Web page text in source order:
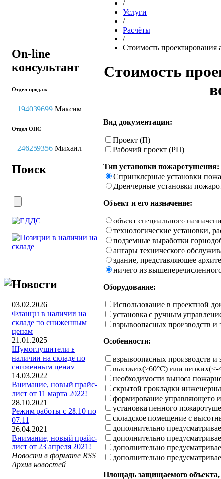
On-line
консультант
Отдел продаж
194039699 Максим
Отдел ОПС
246259356 Михаил
Поиск
Новости
03.02.2026
Фланцы в наличии на
складе по сниженным
ценам
21.01.2025
Шумоглушители в
наличии на складе по
сниженным ценам
14.03.2022
Внимание, новый прайс-
лист от 11 марта 2022!
28.10.2021
Режим работы с 28.10 по
07.11
26.04.2021
Внимание, новый прайс-
лист от 23 апреля 2021!
Новости в формате RSS
Архив новостей
/
Услуги
/
Расчёты
/
Стоимость проектирования
Стоимость
Вид документации:
Проект (П)
Рабочий проект (РП)
Тип установки пожаротушения:
Спринклерные установки
Дренчерные установки
Объект и его назначение:
объект специального
технологические установки,
подземные выработки
ангары технического
здание, представляющее
ничего из
Оборудование:
Использование в проектной
установка с ручным
взрывоопасных производств и
Особенности:
взрывоопасных производств и
высоких(>60°C) или низких(<-
необходимости выноса
скрытой прокладки
формирование управляющего
установка пенного
складское помещение с
дополнительно
дополнительно
дополнительно
дополнительно
Площадь защищаемого